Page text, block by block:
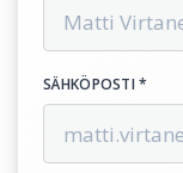
SÄHKÖPOSTI *